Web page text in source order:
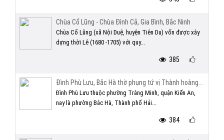
Chùa Cổ Lũng - Chùa Đình Cả, Gia Bình, Bắc Ninh
Chùa Cổ Lũng (xã Nội Duệ, huyện Tiên Du) vốn được xây
dựng thời Lê (1680 -1705) với quy...
385
Đình Phù Lưu, Bắc Hà thờ phụng tứ vị Thành hoàng...
Đình Phù Lưu thuộc phường Tràng Minh, quận Kiến An,
nay là phường Bắc Hà, Thành phố Hải...
384